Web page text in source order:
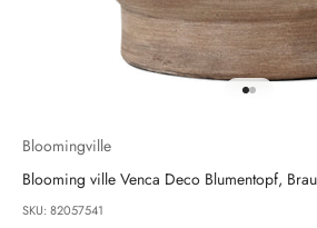
Bloomingville
Blooming ville Venca Deco Blumentopf,
SKU: 82057541